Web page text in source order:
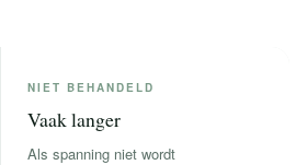
NIET BEHANDELD
Vaak langer
Als spanning niet wordt